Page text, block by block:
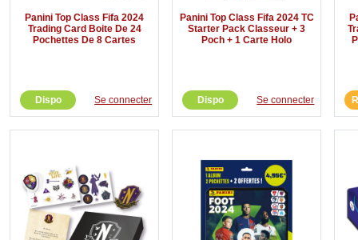
Panini Top Class Fifa 2024
Trading Card Boite De 24
Pochettes De 8 Cartes
Dispo Se connecter
Panini Top Class Fifa 2024 TC
Starter Pack Classeur + 3
Poch + 1 Carte Holo
Dispo Se connecter